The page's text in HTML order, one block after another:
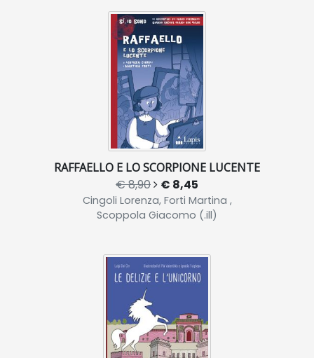
RAFFAELLO E LO SCORPIONE LUCENTE
€ 8,90 € 8,45
Cingoli Lorenza, Forti Martina ,
Scoppola Giacomo (.ill)